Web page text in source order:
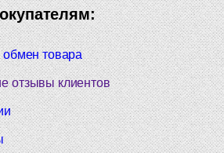
обмен товара
отзывы клиентов